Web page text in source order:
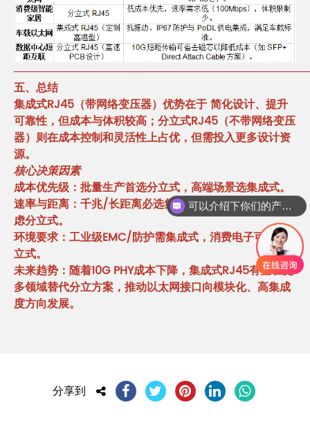
五、总结
集成式RJ45（带网络变压器）优势在于 简化设计、提升
可靠性，但成本与体积较高；分立式RJ45（不带网络变压
器）则在成本控制和灵活性上占优，但需投入更多设计资
源。
核心决策因素
成本优先级：批量生产首选分立式，高端场景选集成式。
速率与距离：千兆/长距离必选集成式，百兆/短距离可考
虑分立式。
环境要求：工业级EMC/防护需集成式，消费电子可选分
立式。
未来趋势：随着10G PHY成本下降，集成式RJ45有望在更
多领域替代分立方案，推动以太网接口向模块化、高集成
度方向发展。
分享到
可以介绍下你们的产品么
你们是怎么收费的呢